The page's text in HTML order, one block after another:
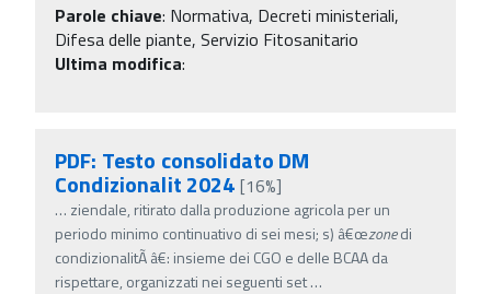
Parole chiave: Normativa, Decreti ministeriali,
Difesa delle piante, Servizio Fitosanitario
Ultima modifica:
PDF: Testo consolidato DM
Condizionalit 2024 [16%]
… ziendale, ritirato dalla produzione agricola per un
periodo minimo continuativo di sei mesi; s) â€œzonedi
condizionalitÃ â€: insieme dei CGO e delle BCAA da
rispettare, organizzati nei seguenti set…